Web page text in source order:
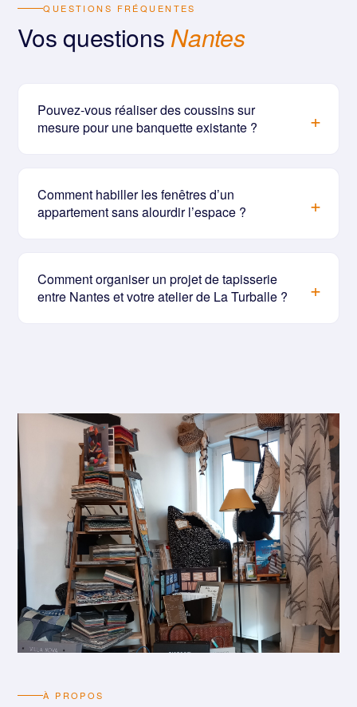
QUESTIONS FRÉQUENTES
Vos questionsNantes
Pouvez-vous réaliser des coussins sur
mesure pour une banquette existante ?
Comment habiller les fenêtres d’un
appartement sans alourdir l’espace ?
Comment organiser un projet de tapisserie
entre Nantes et votre atelier de La Turballe ?
À PROPOS